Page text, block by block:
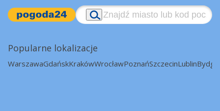
Popularne lokalizacje
WarszawaGdańskKrakówWrocławPoznańSzczecinLublin